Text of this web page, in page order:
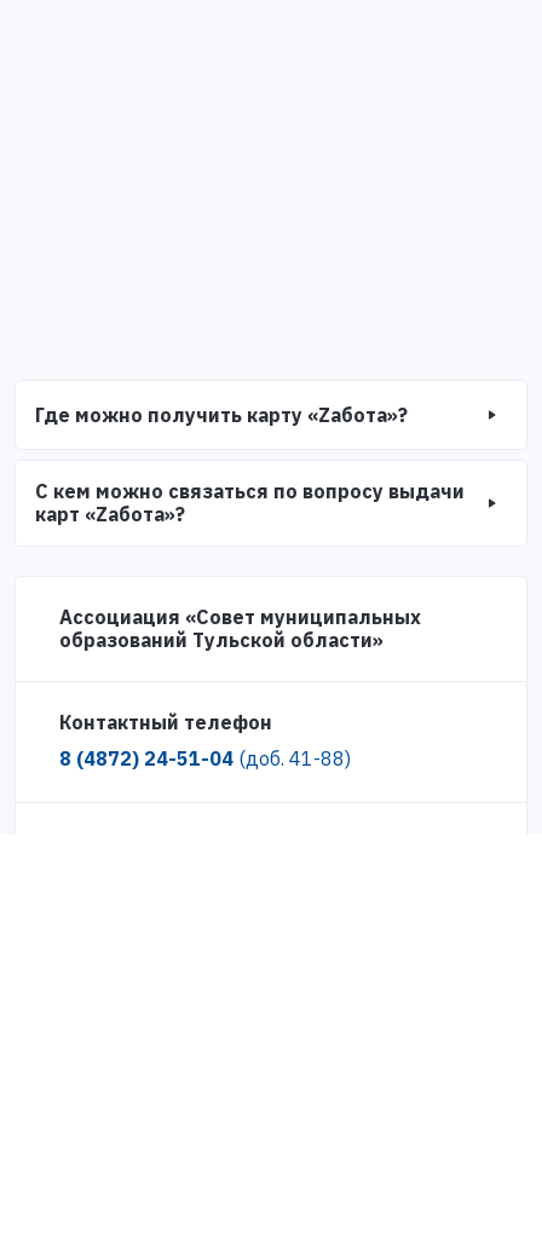
Где можно получить карту «Zабота»?
С кем можно связаться по вопросу выдачи
карт «Zабота»?
Ассоциация «Совет муниципальных
образований Тульской области»
Контактный телефон
8 (4872) 24-51-04 (доб. 41-88)